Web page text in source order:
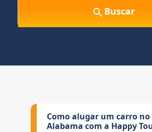
Buscar
Como alugar um carro no
Alabama com a Happy